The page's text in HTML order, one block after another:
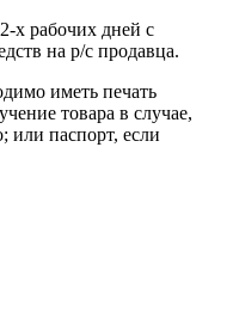
рабочих дней с
на р/с продавца.
иметь печать
товара в случае,
или паспорт, если